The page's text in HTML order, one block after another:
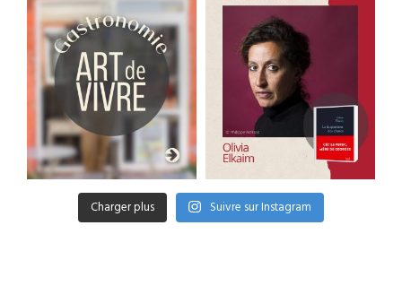
Charger plus Suivre sur Instagram